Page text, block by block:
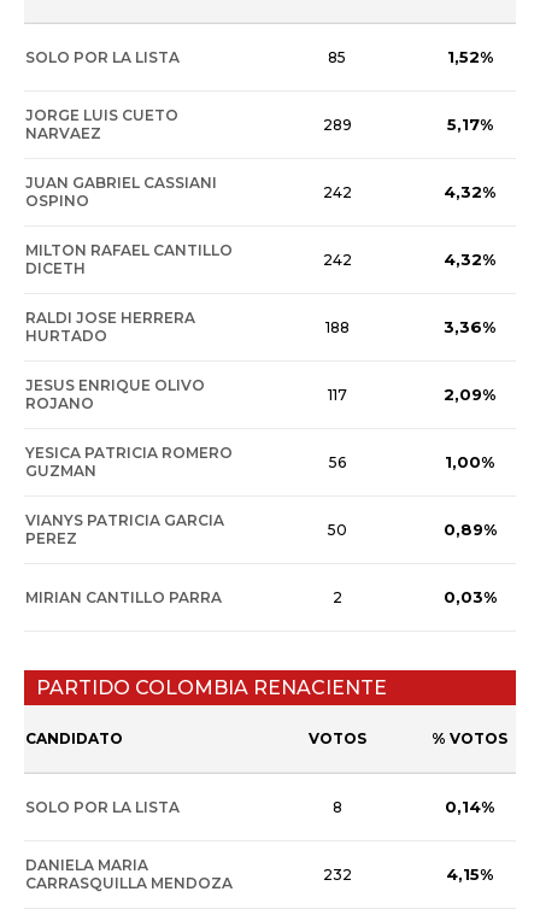
SOLO POR LA LISTA 85 1,52%
JORGE LUIS CUETO
NARVAEZ
289 5,17%
JUAN GABRIEL CASSIANI
OSPINO
242 4,32%
MILTON RAFAEL CANTILLO
DICETH
242 4,32%
RALDI JOSE HERRERA
HURTADO
188 3,36%
JESUS ENRIQUE OLIVO
ROJANO
117 2,09%
YESICA PATRICIA ROMERO
GUZMAN
56 1,00%
VIANYS PATRICIA GARCIA
PEREZ
50 0,89%
MIRIAN CANTILLO PARRA 2 0,03%
PARTIDO COLOMBIA RENACIENTE
CANDIDATO VOTOS % VOTOS
SOLO POR LA LISTA 8 0,14%
DANIELA MARIA
CARRASQUILLA MENDOZA
232 4,15%